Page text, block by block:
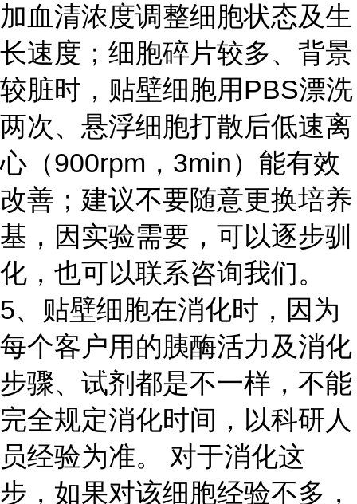
加血清浓度调整细胞状态及生
长速度；细胞碎片较多、背景
较脏时，贴壁细胞用PBS漂洗
两次、悬浮细胞打散后低速离
心（900rpm，3min）能有效
改善；建议不要随意更换培养
基，因实验需要，可以逐步驯
化，也可以联系咨询我们。
5、贴壁细胞在消化时，因为
每个客户用的胰酶活力及消化
步骤、试剂都是不一样，不能
完全规定消化时间，以科研人
员经验为准。 对于消化这
步，如果对该细胞经验不多，